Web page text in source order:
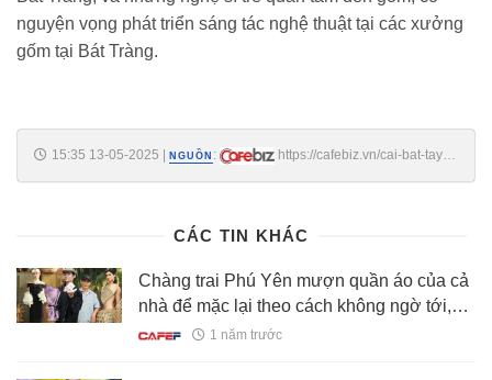
nguyện vọng phát triển sáng tác nghệ thuật tại các xưởng
gốm tại Bát Tràng.
15:35 13-05-2025 NGUỒN :
https://cafebiz.vn/cai-bat-tay-
CÁC TIN KHÁC
Chàng trai Phú Yên mượn quần áo của cả
nhà để mặc lại theo cách không ngờ tới,
trở thành hiện tượng Top 1 MXH Trung
1 năm trước